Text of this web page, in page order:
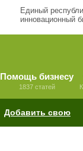
Единый
инновационный
Помощь бизнесу
1837 статей
Добавить свою